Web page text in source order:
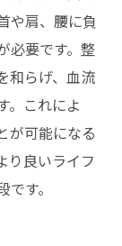
施術
ト紹介
ポット
や肩、腰に負
必要です。整
和らげ、血流
。これによ
が可能になる
り良いライフ
す。